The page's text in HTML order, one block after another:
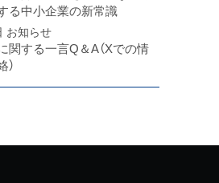
る中小企業の新常識
お知らせ
関する一言Q＆A（Xでの情